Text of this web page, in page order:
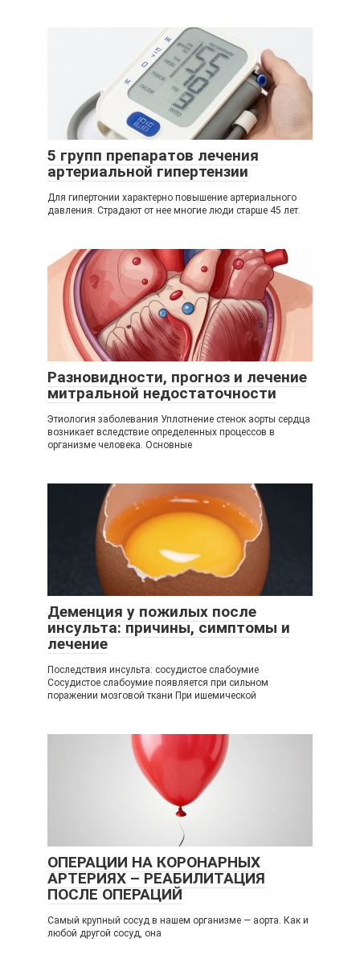
5 групп препаратов лечения
артериальной гипертензии
Для гипертонии характерно повышение артериального
давления. Страдают от нее многие люди старше 45 лет.
Разновидности, прогноз и лечение
митральной недостаточности
Этиология заболевания Уплотнение стенок аорты сердца
возникает вследствие определенных процессов в
организме человека. Основные
Деменция у пожилых после
инсульта: причины, симптомы и
лечение
Последствия инсульта: сосудистое слабоумие
Сосудистое слабоумие появляется при сильном
поражении мозговой ткани При ишемической
ОПЕРАЦИИ НА КОРОНАРНЫХ
АРТЕРИЯХ – РЕАБИЛИТАЦИЯ
ПОСЛЕ ОПЕРАЦИЙ
Самый крупный сосуд в нашем организме — аорта. Как и
любой другой сосуд, она